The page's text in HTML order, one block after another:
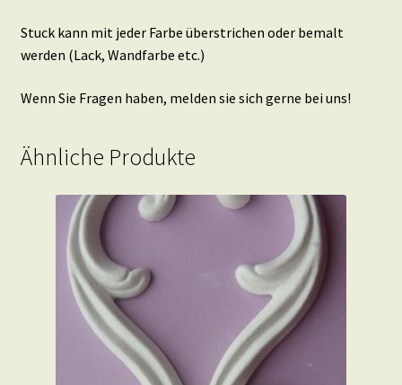
Stuck kann mit jeder Farbe überstrichen oder bemalt
werden (Lack, Wandfarbe etc.)
Wenn Sie Fragen haben, melden sie sich gerne bei uns!
Ähnliche Produkte